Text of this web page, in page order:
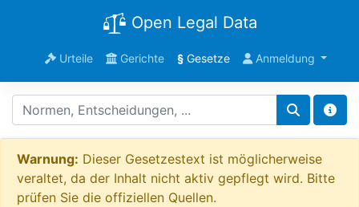
Open Legal Data
Urteile Gerichte §Gesetze Anmeldung
Warnung: Dieser Gesetzestext ist möglicherweise
veraltet, da der Inhalt nicht aktiv gepflegt wird. Bitte
prüfen Sie die offiziellen Quellen.